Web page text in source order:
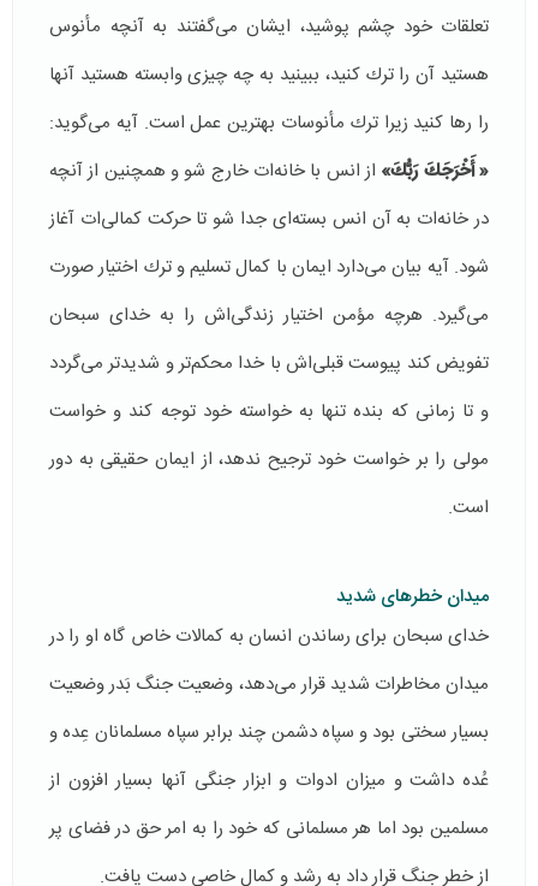
تعلقات خود چشم پوشید،‌ ایشان می‌گفتند به آنچه مأنوس
هستید آن را ترك كنید، ببینید به چه چیزی وابسته هستید آنها
را رها كنید زیرا ترك مأنوسات بهترین عمل است. آیه می‌گوید:
« أَخْرَجَكَ رَبُّكَ» از انس با خانه‌ات خارج شو و همچنین از آنچه
در خانه‌ات به آن انس بسته‌ای جدا شو تا حركت كمالی‌ات آغاز
شود. آیه بیان می‌دارد ایمان با كمال تسلیم و ترك اختیار صورت
می‌گیرد. هرچه مؤمن اختیار زندگی‌اش را به خدای سبحان
تفویض كند پیوست قبلی‌اش با خدا محكم‌تر و شدیدتر می‌گردد
و تا زمانی كه بنده تنها به خواسته خود توجه كند و خواست
مولی را بر خواست خود ترجیح ندهد، از ایمان حقیقی به دور
است.
میدان خطرهای شدید
خدای سبحان برای رساندن انسان به كمالات خاص گاه او را در
میدان مخاطرات شدید قرار می‌دهد، وضعیت جنگ بَدر وضعیت
بسیار سختی بود و سپاه دشمن چند برابر سپاه مسلمانان عِده و
عُده داشت و میزان ادوات و ابزار جنگی آنها بسیار افزون از
مسلمین بود اما هر مسلمانی كه خود را به امر حق در فضای پر
از خطر جنگ قرار داد به رشد و كمال خاصی دست یافت.